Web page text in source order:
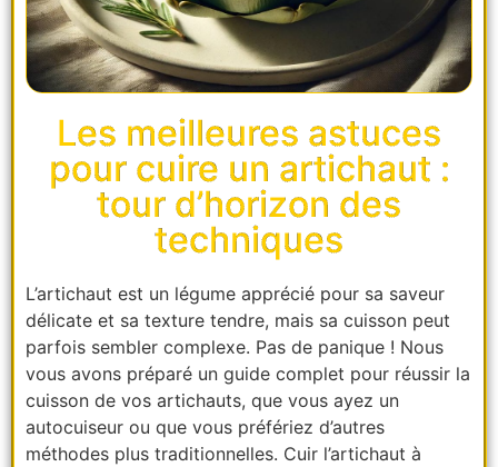
Les meilleures astuces
pour cuire un artichaut :
tour d’horizon des
techniques
L’artichaut est un légume apprécié pour sa saveur
délicate et sa texture tendre, mais sa cuisson peut
parfois sembler complexe. Pas de panique ! Nous
vous avons préparé un guide complet pour réussir la
cuisson de vos artichauts, que vous ayez un
autocuiseur ou que vous préfériez d’autres
méthodes plus traditionnelles. Cuir l’artichaut à